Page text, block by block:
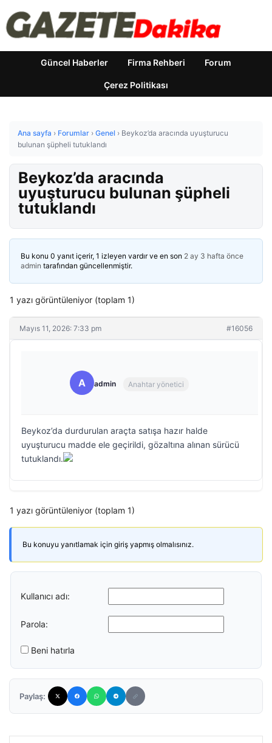
Güncel Haberler Firma Rehberi Forum
Çerez Politikası
Ana sayfa › Forumlar › Genel › Beykoz’da aracında uyuşturucu
bulunan şüpheli tutuklandı
Beykoz’da aracında
uyuşturucu bulunan şüpheli
tutuklandı
Bu konu 0 yanıt içerir, 1 izleyen vardır ve en son 2 ay 3 hafta önce
admin tarafından güncellenmiştir.
1 yazı görüntüleniyor (toplam 1)
Mayıs 11, 2026: 7:33 pm #16056
A admin Anahtar yönetici
Beykoz’da durdurulan araçta satışa hazır halde
uyuşturucu madde ele geçirildi, gözaltına alınan sürücü
tutuklandı.
1 yazı görüntüleniyor (toplam 1)
Bu konuyu yanıtlamak için giriş yapmış olmalısınız.
Kullanıcı adı:
Parola:
Beni hatırla
Paylaş: